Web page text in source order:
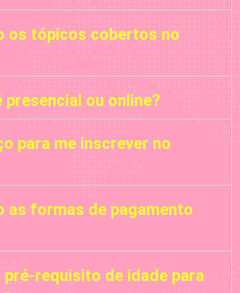
os tópicos cobertos no
presencial ou online?
para me inscrever no
as formas de pagamento
pré-requisito de idade para